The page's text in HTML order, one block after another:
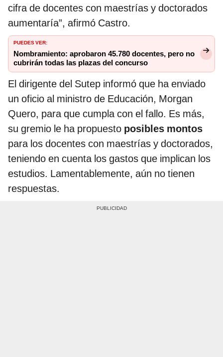
cifra de docentes con maestrías y doctorados
aumentaría”, afirmó Castro.
PUEDES VER:
Nombramiento: aprobaron 45.780 docentes, pero no
cubrirán todas las plazas del concurso
El dirigente del Sutep informó que ha enviado
un oficio al ministro de Educación, Morgan
Quero, para que cumpla con el fallo. Es más,
su gremio le ha propuesto posibles montos
para los docentes con maestrías y doctorados,
teniendo en cuenta los gastos que implican los
estudios. Lamentablemente, aún no tienen
respuestas.